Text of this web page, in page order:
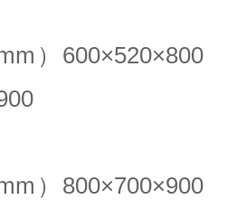
） 600×520×8
0
） 800×700×9